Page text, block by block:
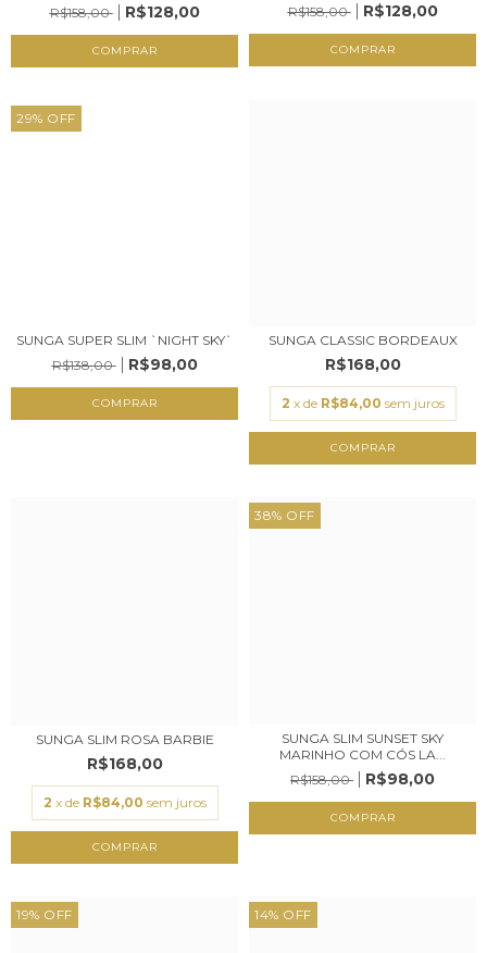
R$158,00
R$128,00
COMPRAR
R$158,00
R$128,00
COMPRAR
29% OFF
SUNGA SUPER SLIM `NIGHT SKY`
R$138,00
R$98,00
COMPRAR
SUNGA CLASSIC BORDEAUX
R$168,00
2 x de R$84,00 sem juros
COMPRAR
SUNGA SLIM ROSA BARBIE
R$168,00
2 x de R$84,00 sem juros
COMPRAR
38% OFF
SUNGA SLIM SUNSET SKY
MARINHO COM CÓS LA...
R$158,00
R$98,00
COMPRAR
19% OFF 14% OFF